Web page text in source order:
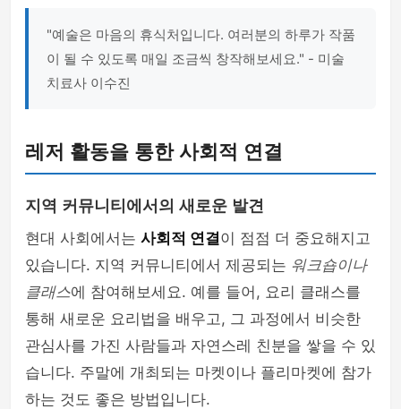
"예술은 마음의 휴식처입니다. 여러분의 하루가 작품
이 될 수 있도록 매일 조금씩 창작해보세요." - 미술
치료사 이수진
레저 활동을 통한 사회적 연결
지역 커뮤니티에서의 새로운 발견
현대 사회에서는 사회적 연결이 점점 더 중요해지고
있습니다. 지역 커뮤니티에서 제공되는 워크숍이나
클래스에 참여해보세요. 예를 들어, 요리 클래스를
통해 새로운 요리법을 배우고, 그 과정에서 비슷한
관심사를 가진 사람들과 자연스레 친분을 쌓을 수 있
습니다. 주말에 개최되는 마켓이나 플리마켓에 참가
하는 것도 좋은 방법입니다.